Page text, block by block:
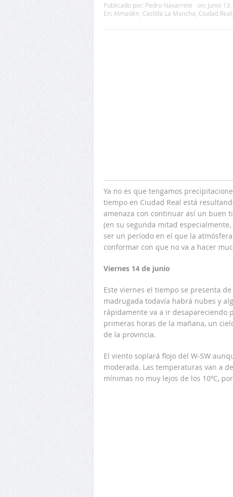
Publicado por: Pedro Navarrete on: junio 13,
En: Almadén Castilla La Mancha Ciudad Real
Ya no es que tengamos
tiempo en Ciudad Real está
amenaza con continuar así un buen
(en su segunda mitad
ser un período en el que la
conformar con que no va a hacer
Viernes 14 de junio
Este viernes el tiempo se presenta
madrugada todavía habrá nubes y
rápidamente va a ir desapareciendo
primeras horas de la mañana, un
de la provincia.
El viento soplará flojo del W-SW
moderada. Las temperaturas van a
mínimas no muy lejos de los 10ºC,